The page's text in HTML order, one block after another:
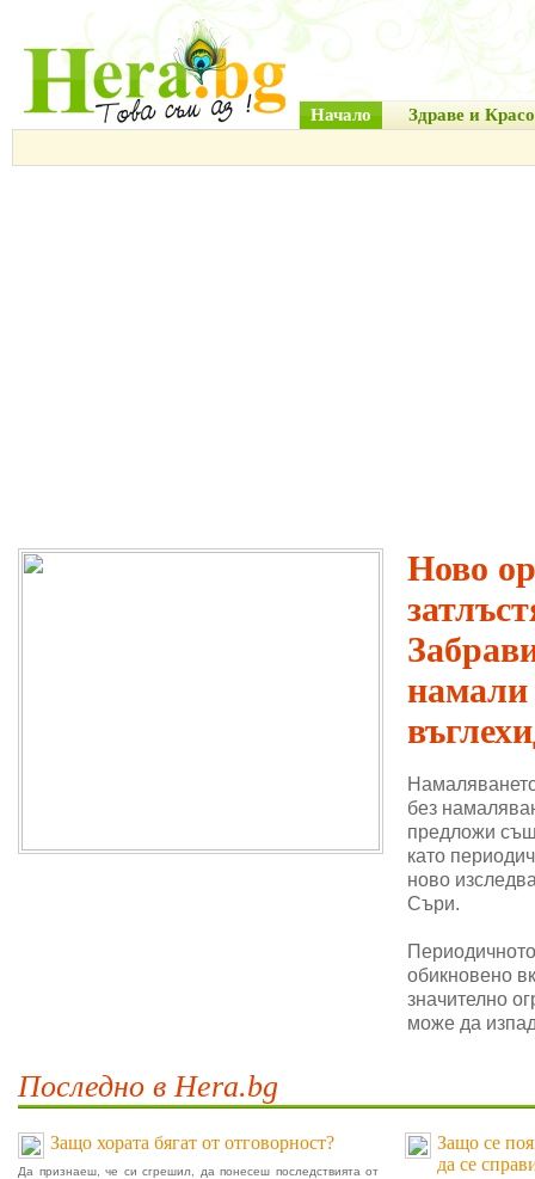
Начало Здраве и
Ново
намали
без
предложи
като
ново
Съри.
обикновено
значително
може да
Последно в Hera.bg
Защо хората бягат от отговорност?
Да признаеш, че си сгрешил, да понесеш последствията от
Защо се
да се